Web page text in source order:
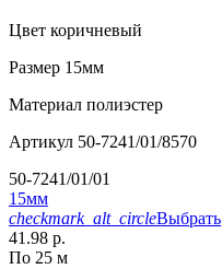
Цвет коричневый
Размер 15мм
Материал полиэстер
Артикул 50-7241/01/8570
50-7241/01/01
15мм
checkmark_alt_circleВыбрать
41.98 р.
По 25 м